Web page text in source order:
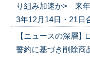
り組み加速か> 来
3年12月14日・21日
【ニュースの深層
誓約に基づき削除